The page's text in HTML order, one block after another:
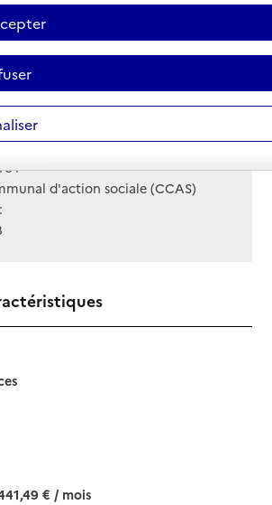
Jean Tavé
14
renseigné
:
d'action sociale (CCAS)
€ / mois